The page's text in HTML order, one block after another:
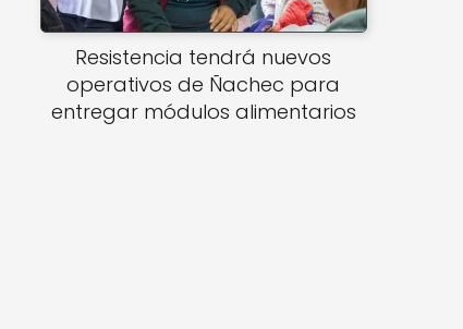
Resistencia tendrá nuevos
operativos de Ñachec para
entregar módulos alimentarios